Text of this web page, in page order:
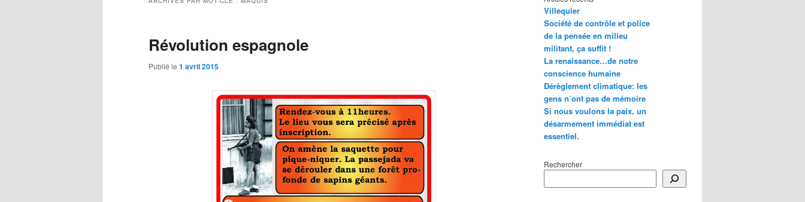
Révolution espagnole
Publié le 1 avril 2015
Villequier
Société de contrôle et police
de la pensée en milieu
militant, ça suffit !
La renaissance…de notre
conscience humaine
Dérèglement climatique: les
gens n’ont pas de mémoire
Si nous voulons la paix, un
désarmement immédiat est
essentiel.
Rechercher